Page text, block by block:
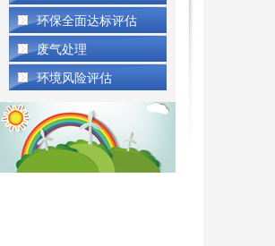
环保全面达标评估
废气处理
环境风险评估